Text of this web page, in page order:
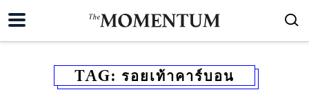
TAG: รอยเท้าคาร์บอน